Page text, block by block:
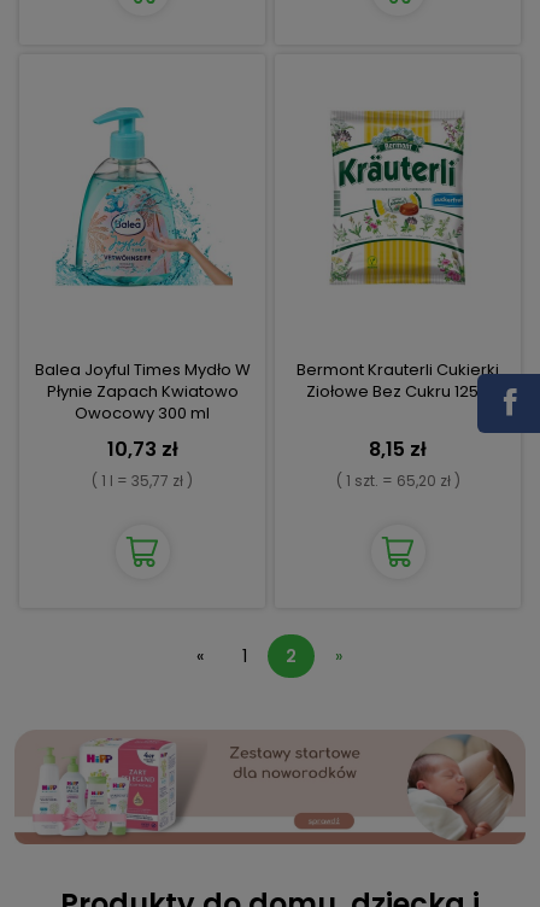
Balea Joyful Times Mydło W
Płynie Zapach Kwiatowo
Owocowy 300 ml
10,73 zł
( 1 l = 35,77 zł )
Bermont Krauterli Cukierki
Ziołowe Bez Cukru 125g
8,15 zł
( 1 szt. = 65,20 zł )
« 1 2 »